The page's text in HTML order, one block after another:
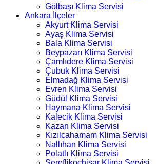
Gölbaşı Klima Servisi
Ankara İlçeler
Akyurt Klima Servisi
Ayaş Klima Servisi
Bala Klima Servisi
Beypazarı Klima Servisi
Çamlıdere Klima Servisi
Çubuk Klima Servisi
Elmadağ Klima Servisi
Evren Klima Servisi
Güdül Klima Servisi
Haymana Klima Servisi
Kalecik Klima Servisi
Kazan Klima Servisi
Kızılcahamam Klima Servisi
Nallıhan Klima Servisi
Polatlı Klima Servisi